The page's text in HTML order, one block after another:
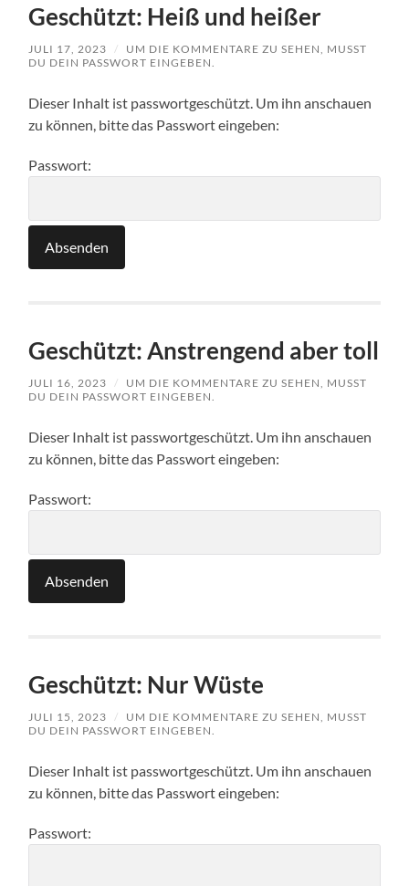
Geschützt: Heiß und heißer
JULI 17, 2023 /
UM DIE KOMMENTARE ZU SEHEN, MUSST
DU DEIN PASSWORT EINGEBEN.
Dieser Inhalt ist passwortgeschützt. Um ihn anschauen
zu können, bitte das Passwort eingeben:
Passwort:
Geschützt: Anstrengend aber toll
JULI 16, 2023 /
UM DIE KOMMENTARE ZU SEHEN, MUSST
DU DEIN PASSWORT EINGEBEN.
Dieser Inhalt ist passwortgeschützt. Um ihn anschauen
zu können, bitte das Passwort eingeben:
Passwort:
Geschützt: Nur Wüste
JULI 15, 2023 /
UM DIE KOMMENTARE ZU SEHEN, MUSST
DU DEIN PASSWORT EINGEBEN.
Dieser Inhalt ist passwortgeschützt. Um ihn anschauen
zu können, bitte das Passwort eingeben:
Passwort: